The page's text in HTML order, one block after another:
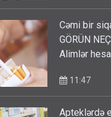
Cəmi bir
GÖRÜN